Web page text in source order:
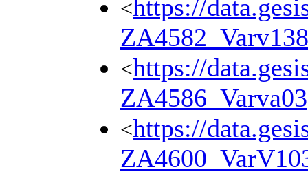
<https://
ZA4582_Varv138
<https://
ZA4586_Varva03
<https://